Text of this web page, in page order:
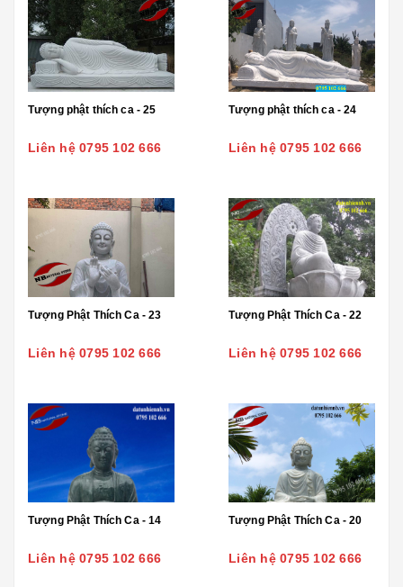
Tượng phật thích ca - 25
Liên hệ 0795 102 666
Tượng phật thích ca - 24
Liên hệ 0795 102 666
Tượng Phật Thích Ca - 23
Liên hệ 0795 102 666
Tượng Phật Thích Ca - 22
Liên hệ 0795 102 666
Tượng Phật Thích Ca - 14
Liên hệ 0795 102 666
Tượng Phật Thích Ca - 20
Liên hệ 0795 102 666